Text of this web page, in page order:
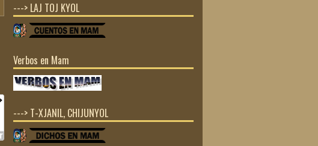
---> LAJ TOJ KYOL
Verbos en Mam
---> T-XJANIL, CHIJUNYOL